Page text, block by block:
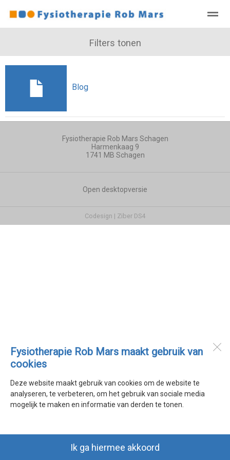
Afspraak Contact, openingstijden,
Bellen
Fysiotherapie Rob Mars maakt gebruik van
cookies
Deze website maakt gebruik van cookies om de website te
analyseren, te verbeteren, om het gebruik van sociale media
mogelijk te maken en informatie van derden te tonen.
Ik ga hiermee akkoord
Filters tonen
Blog
Fysiotherapie Rob Mars Schagen
Harmenkaag 9
1741 MB Schagen
Open desktopversie
Codesign | Ziber DS4